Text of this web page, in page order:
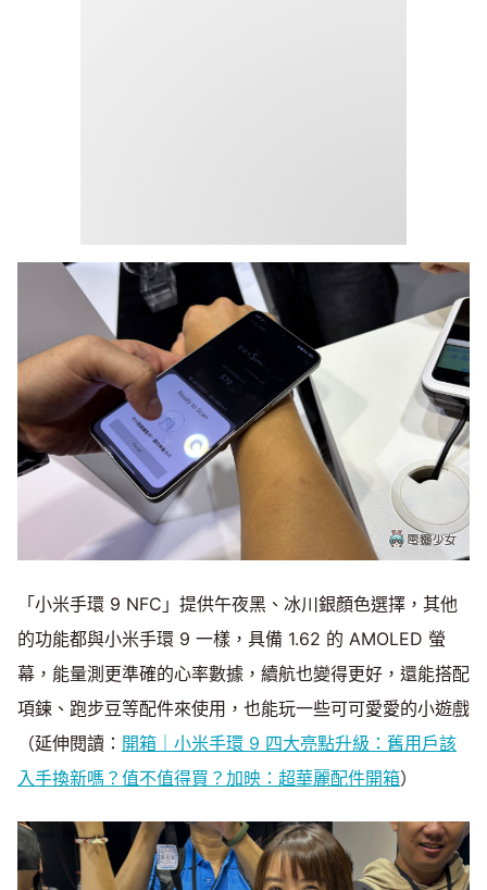
「小米手環 9 NFC」提供午夜黑、冰川銀顏色選擇，其他
的功能都與小米手環 9 一樣，具備 1.62 的 AMOLED 螢
幕，能量測更準確的心率數據，續航也變得更好，還能搭配
項鍊、跑步豆等配件來使用，也能玩一些可可愛愛的小遊戲
（延伸閱讀： 開箱｜小米手環 9 四大亮點升級：舊用戶該
入手換新嗎？值不值得買？加映：超華麗配件開箱）